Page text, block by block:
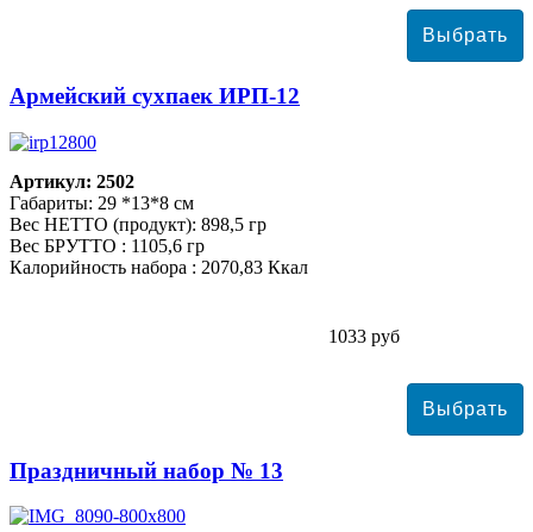
Армейский сухпаек ИРП-12
Артикул: 2502
Габариты: 29 *13*8 см
Вес НЕТТО (продукт): 898,5 гр
Вес БРУТТО : 1105,6 гр
Калорийность набора : 2070,83 Ккал
1033 руб
Праздничный набор № 13